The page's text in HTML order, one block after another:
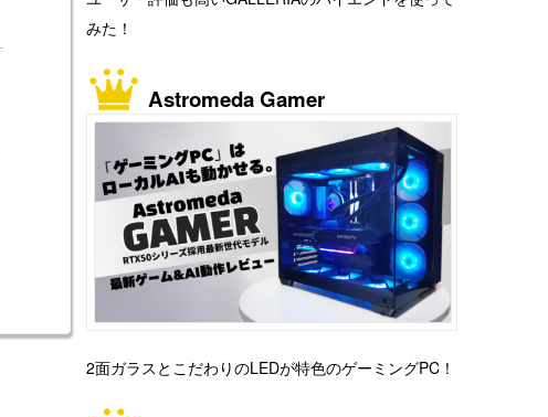
みた！
Astromeda Gamer
2面ガラスとこだわりのLEDが特色のゲーミングPC！